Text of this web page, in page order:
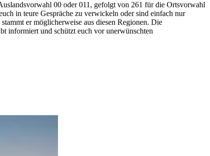
00 oder 011, gefolgt von 261 für die Ortsvorwahl
in teure Gespräche zu verwickeln oder sind einfach nur
er möglicherweise aus diesen Regionen. Die
informiert und schützt euch vor unerwünschten